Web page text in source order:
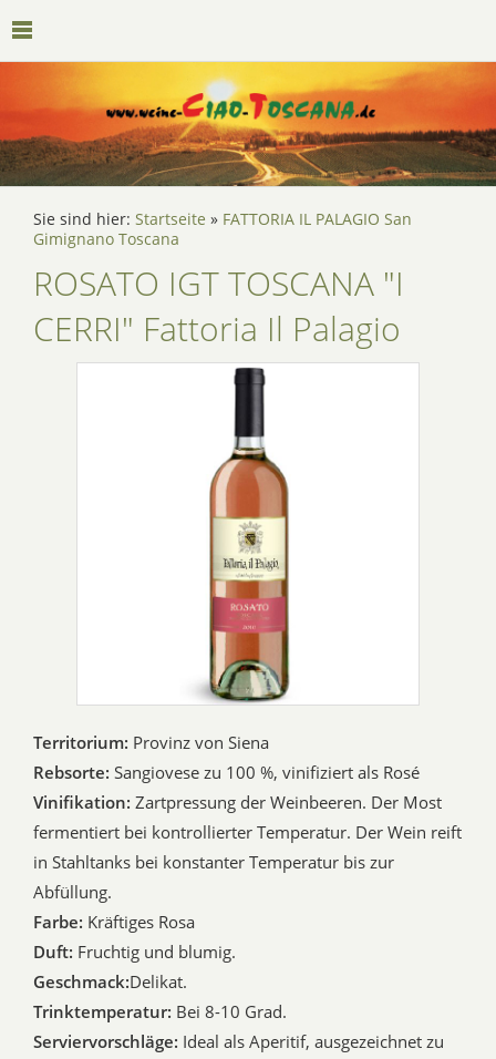
Sie sind hier: Startseite » FATTORIA IL PALAGIO San
Gimignano Toscana
ROSATO IGT TOSCANA "I
CERRI" Fattoria Il Palagio
Territorium: Provinz von Siena
Rebsorte: Sangiovese zu 100 %, vinifiziert als Rosé
Vinifikation: Zartpressung der Weinbeeren. Der Most
fermentiert bei kontrollierter Temperatur. Der Wein reift
in Stahltanks bei konstanter Temperatur bis zur
Abfüllung.
Farbe: Kräftiges Rosa
Duft: Fruchtig und blumig.
Geschmack:Delikat.
Trinktemperatur: Bei 8-10 Grad.
Serviervorschläge: Ideal als Aperitif, ausgezeichnet zu